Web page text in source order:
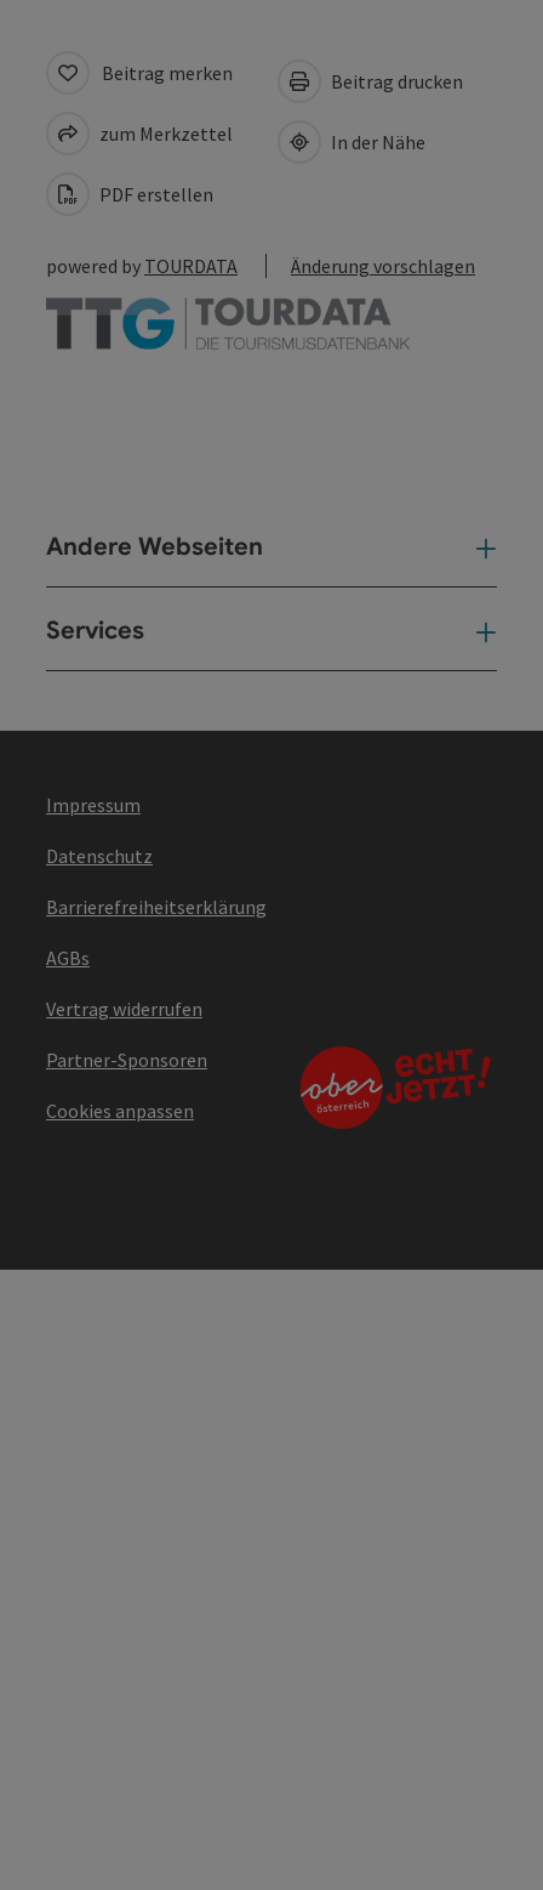
Beitrag merken
zum Merkzettel
PDF erstellen
Beitrag drucken
In der Nähe
powered by TOURDATA Änderung vorschlagen
Andere Webseiten
Services
Impressum
Datenschutz
Barrierefreiheitserklärung
AGBs
Vertrag widerrufen
Partner-Sponsoren
Cookies anpassen